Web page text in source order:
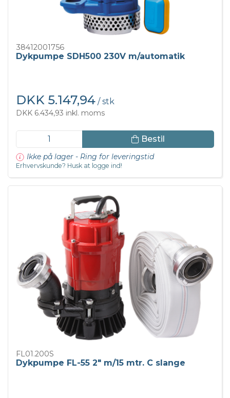
38412001756
Dykpumpe SDH500 230V m/automatik
DKK 5.147,94 / stk
DKK 6.434,93 inkl. moms
Bestil
Ikke på lager - Ring for leveringstid
Erhvervskunde? Husk at logge ind!
FL01.200S
Dykpumpe FL-55 2" m/15 mtr. C slange